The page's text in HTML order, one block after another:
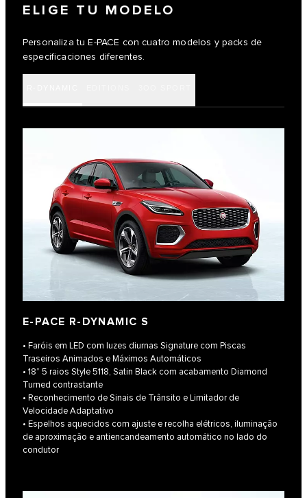
ELIGE TU MODELO
Personaliza tu E-PACE con cuatro modelos y packs de
especificaciones diferentes.
E-PACE R-DYNAMIC S
• Faróis em LED com luzes diurnas Signature com Piscas
Traseiros Animados e Máximos Automáticos
• 18” 5 raios Style 5118, Satin Black com acabamento Diamond
Turned contrastante
• Reconhecimento de Sinais de Trânsito e Limitador de
Velocidade Adaptativo
• Espelhos aquecidos com ajuste e recolha elétricos, iluminação
de aproximação e antiencandeamento automático no lado do
condutor